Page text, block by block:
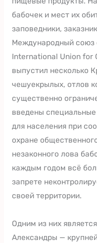
бабочек и мест их
заповедники,
Международный союз
International Union for
выпустил несколько
чешуекрылых, отлов
существенно
введены
для населения при
охране
незаконного лова
каждым годом всё
запрете
своей территории.
Одним из них
Александры —